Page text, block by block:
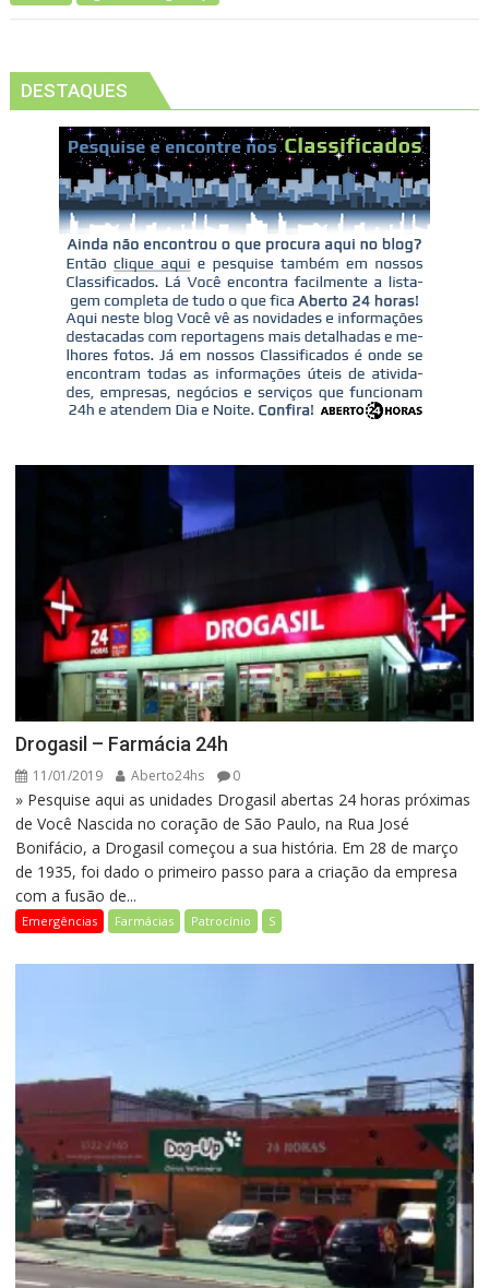
DESTAQUES
Drogasil – Farmácia 24h
11/01/2019 Aberto24hs 0
» Pesquise aqui as unidades Drogasil abertas 24 horas próximas
de Você Nascida no coração de São Paulo, na Rua José
Bonifácio, a Drogasil começou a sua história. Em 28 de março
de 1935, foi dado o primeiro passo para a criação da empresa
com a fusão de...
Emergências Farmácias Patrocínio S